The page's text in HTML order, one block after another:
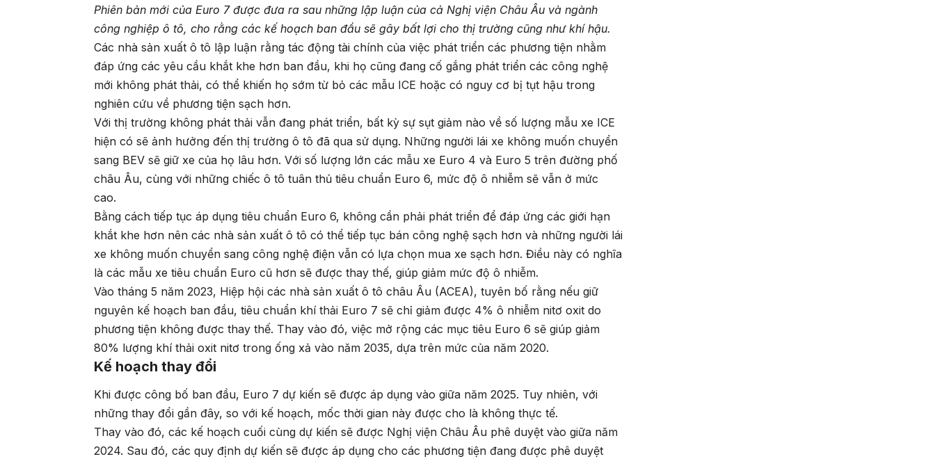
Phiên bản mới của Euro 7 được đưa ra sau những lập luận của cả Nghị viện Châu Âu và ngành
công nghiệp ô tô, cho rằng các kế hoạch ban đầu sẽ gây bất lợi cho thị trường cũng như khí hậu.
Các nhà sản xuất ô tô lập luận rằng tác động tài chính của việc phát triển các phương tiện nhằm
đáp ứng các yêu cầu khắt khe hơn ban đầu, khi họ cũng đang cố gắng phát triển các công nghệ
mới không phát thải, có thể khiến họ sớm từ bỏ các mẫu ICE hoặc có nguy cơ bị tụt hậu trong
nghiên cứu về phương tiện sạch hơn.
Với thị trường không phát thải vẫn đang phát triển, bất kỳ sự sụt giảm nào về số lượng mẫu xe ICE
hiện có sẽ ảnh hưởng đến thị trường ô tô đã qua sử dụng. Những người lái xe không muốn chuyển
sang BEV sẽ giữ xe của họ lâu hơn. Với số lượng lớn các mẫu xe Euro 4 và Euro 5 trên đường phố
châu Âu, cùng với những chiếc ô tô tuân thủ tiêu chuẩn Euro 6, mức độ ô nhiễm sẽ vẫn ở mức
cao.
Bằng cách tiếp tục áp dụng tiêu chuẩn Euro 6, không cần phải phát triển để đáp ứng các giới hạn
khắt khe hơn nên các nhà sản xuất ô tô có thể tiếp tục bán công nghệ sạch hơn và những người lái
xe không muốn chuyển sang công nghệ điện vẫn có lựa chọn mua xe sạch hơn. Điều này có nghĩa
là các mẫu xe tiêu chuẩn Euro cũ hơn sẽ được thay thế, giúp giảm mức độ ô nhiễm.
Vào tháng 5 năm 2023, Hiệp hội các nhà sản xuất ô tô châu Âu (ACEA), tuyên bố rằng nếu giữ
nguyên kế hoạch ban đầu, tiêu chuẩn khí thải Euro 7 sẽ chỉ giảm được 4% ô nhiễm nitơ oxit do
phương tiện không được thay thế. Thay vào đó, việc mở rộng các mục tiêu Euro 6 sẽ giúp giảm
80% lượng khí thải oxit nitơ trong ống xả vào năm 2035, dựa trên mức của năm 2020.
Kế hoạch thay đổi
Khi được công bố ban đầu, Euro 7 dự kiến sẽ được áp dụng vào giữa năm 2025. Tuy nhiên, với
những thay đổi gần đây, so với kế hoạch, mốc thời gian này được cho là không thực tế.
Thay vào đó, các kế hoạch cuối cùng dự kiến sẽ được Nghị viện Châu Âu phê duyệt vào giữa năm
2024. Sau đó, các quy định dự kiến sẽ được áp dụng cho các phương tiện đang được phê duyệt